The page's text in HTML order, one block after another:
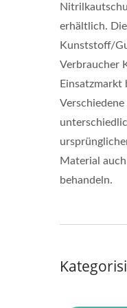
erhältlich.
Kunststoff/
Verbraucher
Einsatzmarkt
Material
behandeln.